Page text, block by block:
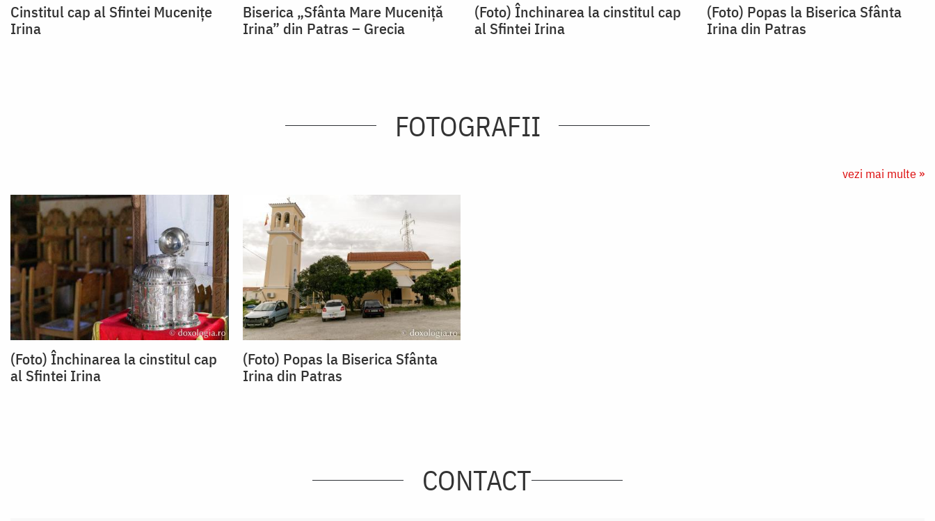
Cinstitul cap al Sfintei Mucenițe
Irina
Biserica „Sfânta Mare Muceniță
Irina” din Patras – Grecia
(Foto) Închinarea la cinstitul cap
al Sfintei Irina
(Foto) Popas la Biserica Sfânta
Irina din Patras
FOTOGRAFII
vezi mai multe »
(Foto) Închinarea la cinstitul cap
al Sfintei Irina
(Foto) Popas la Biserica Sfânta
Irina din Patras
CONTACT